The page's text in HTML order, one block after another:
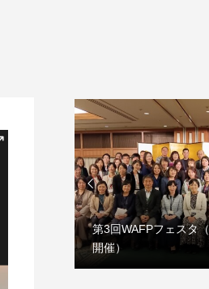

第3回WAFPフェスタ
開催）